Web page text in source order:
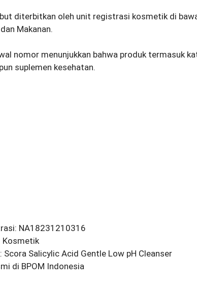
diterbitkan oleh unit registrasi kosmetik di
Makanan.
nomor menunjukkan bahwa produk termasuk
suplemen kesehatan.
NA18231210316
Kosmetik
Scora Salicylic Acid Gentle Low pH Cleanser
di BPOM Indonesia